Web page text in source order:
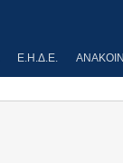
Ε.Η.Δ.Ε.